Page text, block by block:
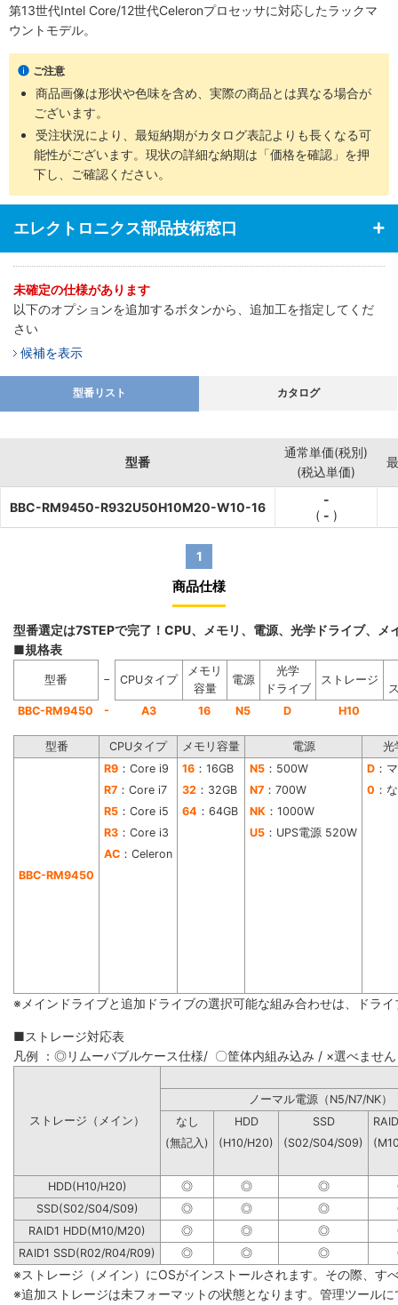
第13世代Intel Core/12世代Celeronプロセッサに対応したラックマ
ウントモデル。
ご注意
商品画像は形状や色味を含め、実際の商品とは異なる場合が
ございます。
受注状況により、最短納期がカタログ表記よりも長くなる可
能性がございます。現状の詳細な納期は「価格を確認」を押
下し、ご確認ください。
エレクトロニクス部品技術窓口
未確定の仕様があります
以下のオプションを追加するボタンから、追加工を指定してくだ
さい
候補を表示
型番リスト カタログ
型番
通常単価(税別)
(税込単価)
BBC-RM9450-R932U50H10M20-W10-16
-
( - )
1
商品仕様
型番選定は7STEPで完了！CPU、メモリ、電源、光学ドライブ、
■規格表
型番 − CPUタイプ
メモリ
容量
電源
光学
ドライブ
ストレージ
BBC-RM9450
- A3 16 N5 D H10
型番 CPUタイプ メモリ容量 電源 光
BBC-RM9450
R9 ：Core i9 16 ：16GB N5 ：500W D ：
R7 ：Core i7 32 ：32GB N7 ：700W 0 ：
R5 ：Core i5 64 ：64GB NK ：1000W
R3 ：Core i3 U5 ：UPS電源 520W
AC ：Celeron
※メインドライブと追加ドライブの選択可能な組み合わせは、ドラ
■ストレージ対応表
凡例 ：◎リムーバブルケース仕様/ 〇筐体内組み込み / ×選べません
ノーマル電源（N5/
ストレージ（メイン）
なし HDD SSD
(無記入)
(H10/H20) (S02/S04/S09)
HDD(H10/H20) ◎ ◎ ◎
SSD(S02/S04/S09)
◎ ◎ ◎
RAID1 HDD(M10/M20)
◎ ◎ ◎
RAID1 SSD(R02/R04/R09)
◎ ◎ ◎
※ストレージ（メイン）にOSがインストールされます。その際、す
※追加ストレージは未フォーマットの状態となります。管理ツール